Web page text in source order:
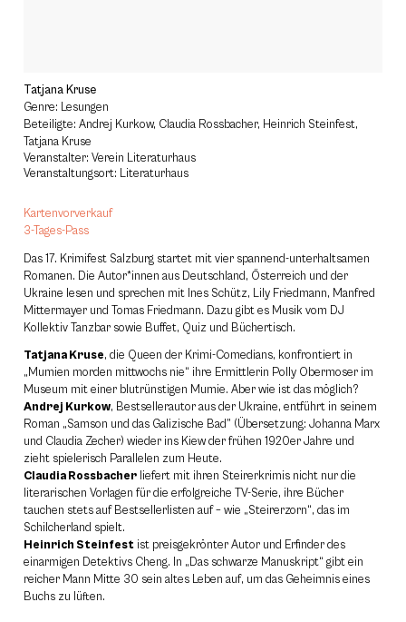
Tatjana Kruse
Genre: Lesungen
Beteiligte: Andrej Kurkow, Claudia Rossbacher, Heinrich Steinfest,
Tatjana Kruse
Veranstalter: Verein Literaturhaus
Veranstaltungsort: Literaturhaus
Kartenvorverkauf
3-Tages-Pass
Das 17. Krimifest Salzburg startet mit vier spannend-unterhaltsamen
Romanen. Die Autor*innen aus Deutschland, Österreich und der
Ukraine lesen und sprechen mit Ines Schütz, Lily Friedmann, Manfred
Mittermayer und Tomas Friedmann. Dazu gibt es Musik vom DJ
Kollektiv Tanzbar sowie Buffet, Quiz und Büchertisch.
Tatjana Kruse, die Queen der Krimi-Comedians, konfrontiert in
„Mumien morden mittwochs nie“ ihre Ermittlerin Polly Obermoser im
Museum mit einer blutrünstigen Mumie. Aber wie ist das möglich?
Andrej Kurkow, Bestsellerautor aus der Ukraine, entführt in seinem
Roman „Samson und das Galizische Bad” (Übersetzung: Johanna Marx
und Claudia Zecher) wieder ins Kiew der frühen 1920er Jahre und
zieht spielerisch Parallelen zum Heute.
Claudia Rossbacher liefert mit ihren Steirerkrimis nicht nur die
literarischen Vorlagen für die erfolgreiche TV-Serie, ihre Bücher
tauchen stets auf Bestsellerlisten auf – wie „Steirerzorn“, das im
Schilcherland spielt.
Heinrich Steinfest ist preisgekrönter Autor und Erfinder des
einarmigen Detektivs Cheng. In „Das schwarze Manuskript“ gibt ein
reicher Mann Mitte 30 sein altes Leben auf, um das Geheimnis eines
Buchs zu lüften.